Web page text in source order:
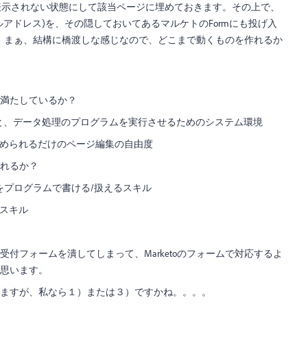
されない状態にして該当ページに埋めておきます。その上で、
ドレス)を、その隠しておいてあるマルケトのFormにも投げ入
ぁ、結構に橋渡しな感じなので、どこまで動くものを作れるか
たしているか？
データ処理のプログラムを実行させるためのシステム環境
られるだけのページ編集の自由度
るか？
ログラムで書ける/扱えるスキル
キル
付フォームを潰してしまって、Marketoのフォームで対応するよ
います。
すが、私なら１）または３）ですかね。。。。